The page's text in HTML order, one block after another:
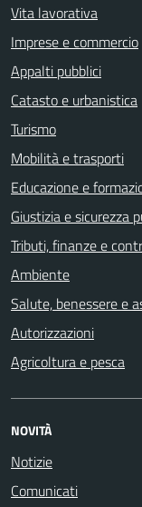
Vita lavorativa
Imprese e commercio
Appalti pubblici
Catasto e urbanistica
Turismo
Mobilità e trasporti
Educazione e
Giustizia e sicurezza
Tributi, finanze e
Ambiente
Salute, benessere e
Autorizzazioni
Agricoltura e pesca
NOVITÀ
Notizie
Comunicati